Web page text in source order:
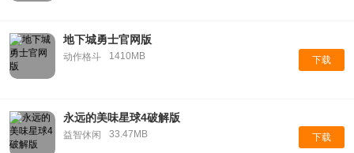
地下城勇士官网版
动作格斗 1410MB 下载
永远的美味星球4破解版
益智休闲 33.47MB 下载